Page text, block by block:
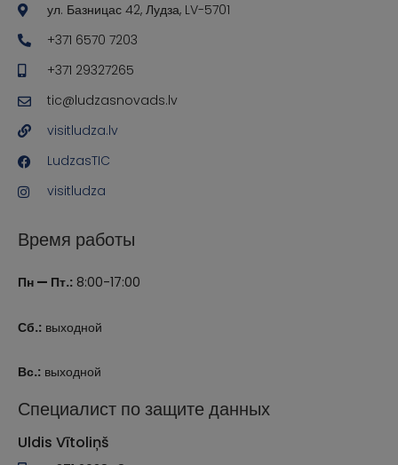
ул. Базницас 42, Лудза, LV-5701
+371 6570 7203
+371 29327265
tic@ludzasnovads.lv
visitludza.lv
LudzasTIC
visitludza
Время работы
Пн — Пт.: 8:00-17:00
Сб.: выходной
Вс.: выходной
Специалист по защите данных
Uldis Vītoliņš